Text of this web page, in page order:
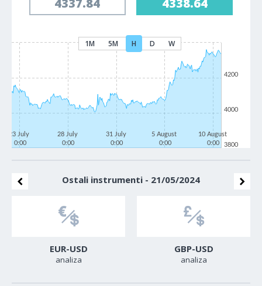
1M 5M H D W
23 July
0:00
28 July
0:00
31 July
0:00
5 August
0:00
10 August
0:00
3800
4000
4200
Ostali instrumenti - 21/05/2024
EUR-USD
analiza
GBP-USD
analiza